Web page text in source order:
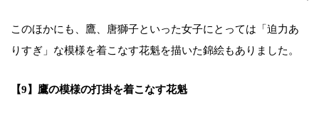
このほかにも、鷹、唐獅子といった女子にとっては「迫力あ
りすぎ」な模様を着こなす花魁を描いた錦絵もありました。
【9】鷹の模様の打掛を着こなす花魁